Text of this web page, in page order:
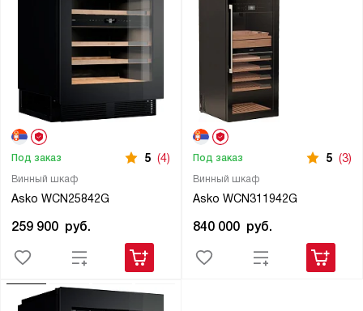
Винный шкаф
Asko WCN25842G
Под заказ 5 (4)
259 900 руб.
Винный шкаф
Asko WCN311942G
Под заказ 5 (3)
840 000 руб.